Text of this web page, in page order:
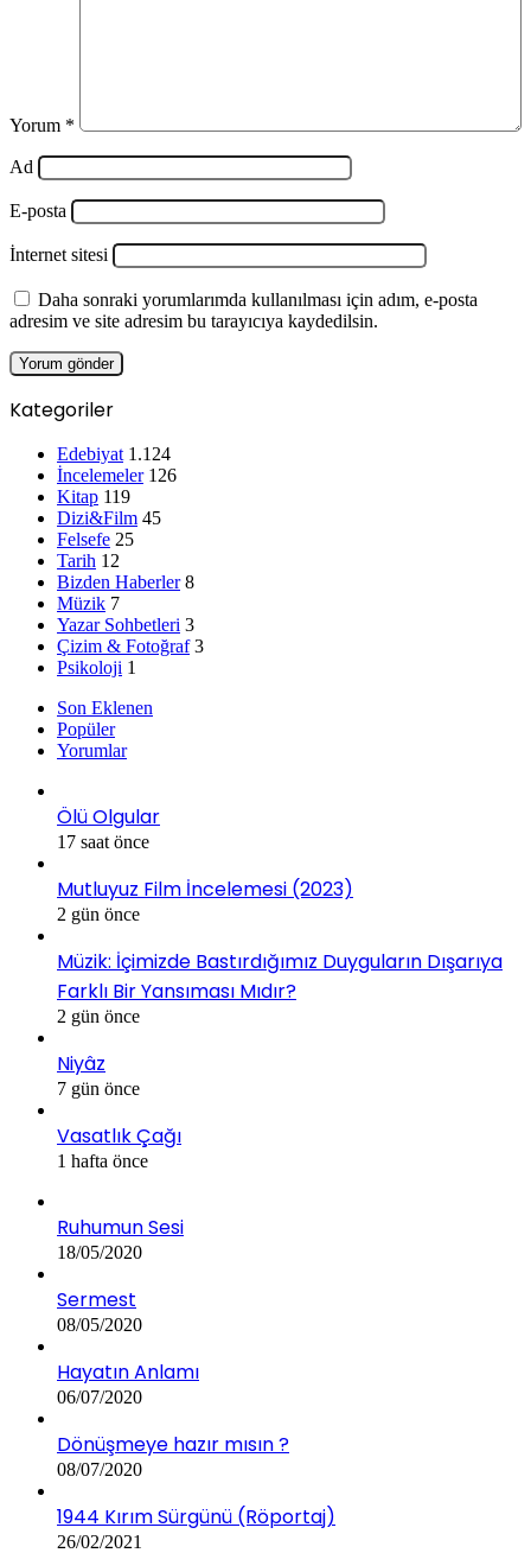
Yorum *
Ad
E-posta
İnternet sitesi
Daha sonraki yorumlarımda kullanılması için adım, e-posta
adresim ve site adresim bu tarayıcıya kaydedilsin.
Kategoriler
Edebiyat 1.124
İncelemeler 126
Kitap 119
Dizi&Film 45
Felsefe 25
Tarih 12
Bizden Haberler 8
Müzik 7
Yazar Sohbetleri 3
Çizim & Fotoğraf 3
Psikoloji 1
Son Eklenen
Popüler
Yorumlar
Ölü Olgular
17 saat önce
Mutluyuz Film İncelemesi (2023)
2 gün önce
Müzik: İçimizde Bastırdığımız Duyguların Dışarıya
Farklı Bir Yansıması Mıdır?
2 gün önce
Niyâz
7 gün önce
Vasatlık Çağı
1 hafta önce
Ruhumun Sesi
18/05/2020
Sermest
08/05/2020
Hayatın Anlamı
06/07/2020
Dönüşmeye hazır mısın ?
08/07/2020
1944 Kırım Sürgünü (Röportaj)
26/02/2021